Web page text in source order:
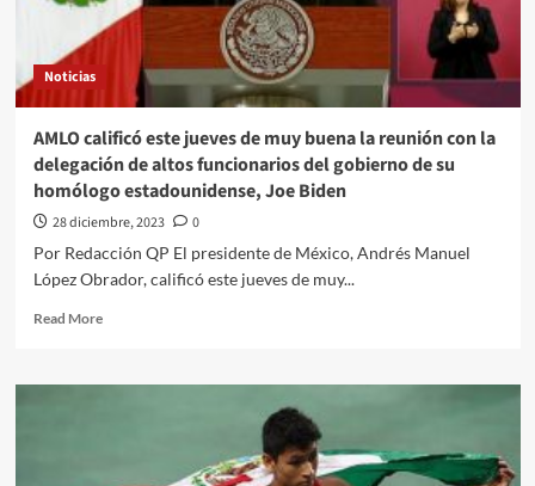
medicamentos,
mañana
inaugura
López
Obrador
Noticias
AMLO calificó este jueves de muy buena la reunión con la
delegación de altos funcionarios del gobierno de su
homólogo estadounidense, Joe Biden
28 diciembre, 2023
0
Por Redacción QP El presidente de México, Andrés Manuel
López Obrador, calificó este jueves de muy...
Read MoreRead
AMLO